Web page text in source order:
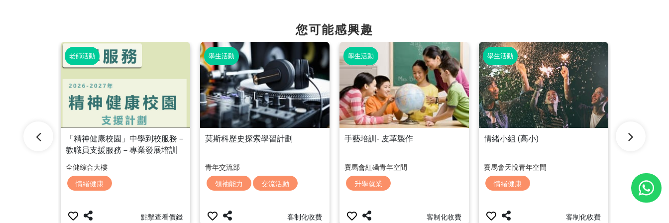
您可能感興趣
老師活動
「精神健康校園」中學到校服務－
教職員支援服務－專業發展培訓
「教師守門人訓練」
全健綜合大樓
情緒健康
點擊查看價錢
學生活動
莫斯科歷史探索學習計劃
青年交流部
領袖能力
交流活動
客制化收費
學生活動
手藝培訓- 皮革製作
賽馬會紅磡青年空間
升學就業
客制化收費
學生活動
情緒小組 (高小)
賽馬會天悅青年空間
情緒健康
客制化收費
領袖訓練-
領袖能力